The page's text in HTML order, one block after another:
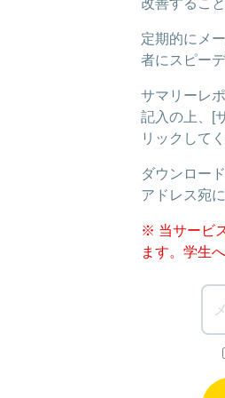
改善するこ
定期的にメ
者にスピー
サマリーレ
記入の上、[
リックして
ダウンロー
アドレス宛
※ 当サービ
ます。学生